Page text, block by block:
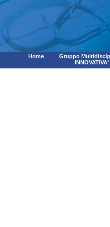
Home
Gruppo
INNOVATIVA'